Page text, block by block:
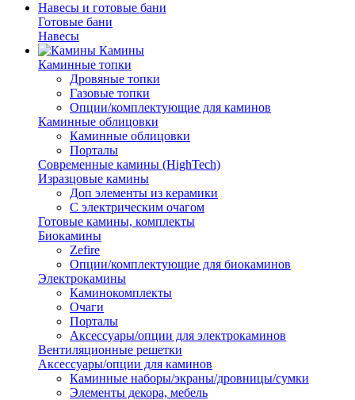
Навесы и готовые бани
Готовые бани
Навесы
Камины
Каминные топки
Дровяные топки
Газовые топки
Опции/комплектующие для каминов
Каминные облицовки
Каминные облицовки
Порталы
Современные камины (HighTech)
Изразцовые камины
Доп элементы из керамики
С электрическим очагом
Готовые камины, комплекты
Биокамины
Zefire
Опции/комплектующие для биокаминов
Электрокамины
Каминокомплекты
Очаги
Порталы
Аксессуары/опции для электрокаминов
Вентиляционные решетки
Аксессуары/опции для каминов
Каминные наборы/экраны/дровницы/сумки
Элементы декора, мебель